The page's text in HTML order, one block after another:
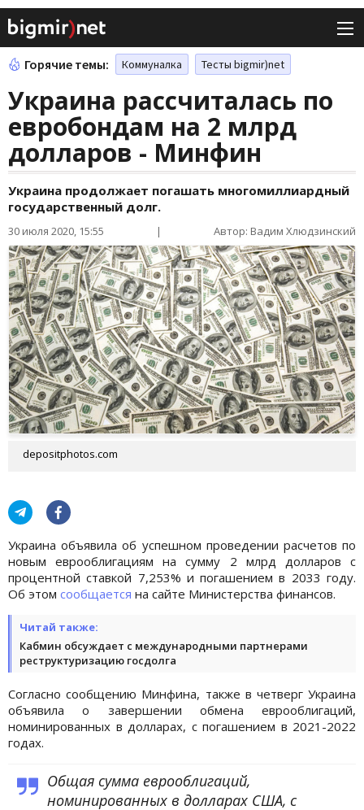
Горячие темы: Коммуналка Тесты bigmir)net
Украина рассчиталась по
евробондам на 2 млрд
долларов - Минфин
Украина продолжает погашать многомиллиардный
государственный долг.
30 июля 2020, 15:55 | Автор: Вадим Хлюдзинский
depositphotos.com
Украина объявила об успешном проведении расчетов по
новым еврооблигациям на сумму 2 млрд долларов с
процентной ставкой 7,253% и погашением в 2033 году.
Об этом сообщается на сайте Министерства финансов.
Читай также:
Кабмин обсуждает с международными партнерами
реструктуризацию госдолга
Согласно сообщению Минфина, также в четверг Украина
объявила о завершении обмена еврооблигаций,
номинированных в долларах, с погашением в 2021-2022
годах.
Общая сумма еврооблигаций,
номинированных в долларах США, с